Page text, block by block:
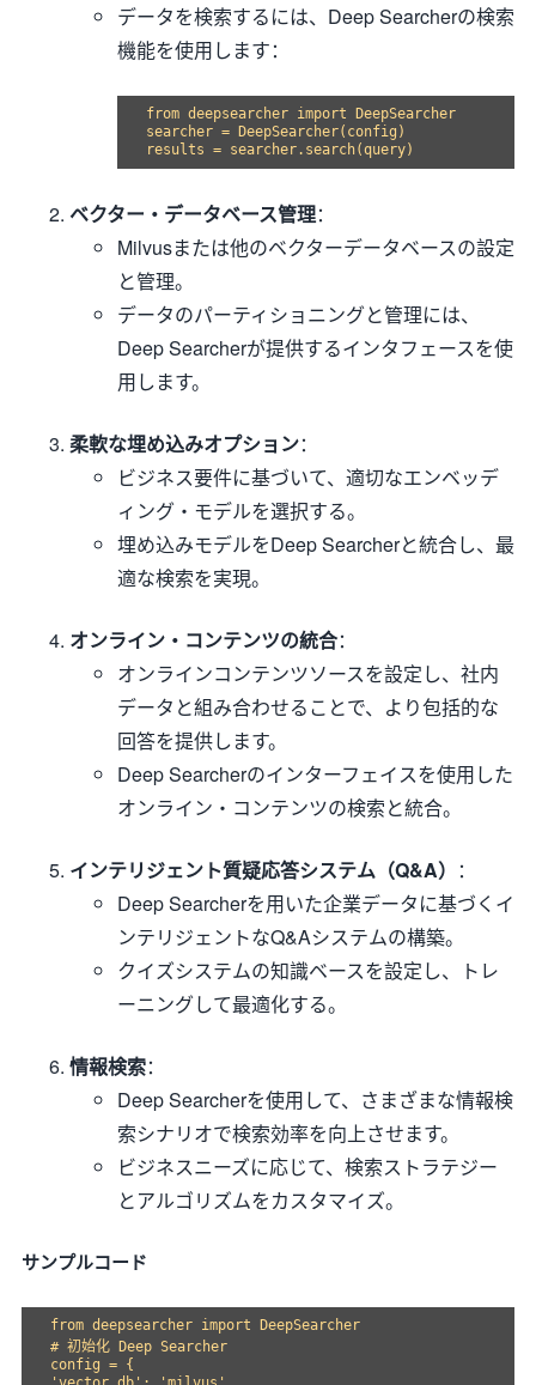
データを検索するには、Deep Searcherの検索
機能を使用します：
from deepsearcher import DeepSearcher
searcher = DeepSearcher(config)
ベクター・データベース管理：
Milvusまたは他のベクターデータベースの設定
と管理。
データのパーティショニングと管理には、
Deep Searcherが提供するインタフェースを使
用します。
柔軟な埋め込みオプション：
ビジネス要件に基づいて、適切なエンベッデ
ィング・モデルを選択する。
埋め込みモデルをDeep Searcherと統合し、最
適な検索を実現。
オンライン・コンテンツの統合：
オンラインコンテンツソースを設定し、社内
データと組み合わせることで、より包括的な
回答を提供します。
Deep Searcherのインターフェイスを使用した
オンライン・コンテンツの検索と統合。
インテリジェント質疑応答システム（Q&A） ：
Deep Searcherを用いた企業データに基づくイ
ンテリジェントなQ&Aシステムの構築。
クイズシステムの知識ベースを設定し、トレ
ーニングして最適化する。
情報検索：
Deep Searcherを使用して、さまざまな情報検
索シナリオで検索効率を向上させます。
ビジネスニーズに応じて、検索ストラテジー
とアルゴリズムをカスタマイズ。
サンプルコード
from deepsearcher import DeepSearcher
# 初始化 Deep Searcher
config = {